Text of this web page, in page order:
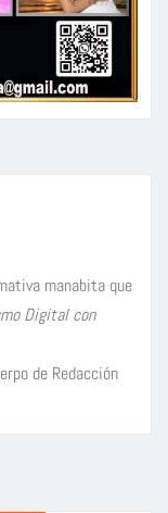
manabita que
Digital con
de Redacción